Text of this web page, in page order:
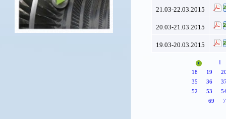
21.03-22.03.2015
20.03-21.03.2015
19.03-20.03.2015
1
18
19
35
36
52
53
69